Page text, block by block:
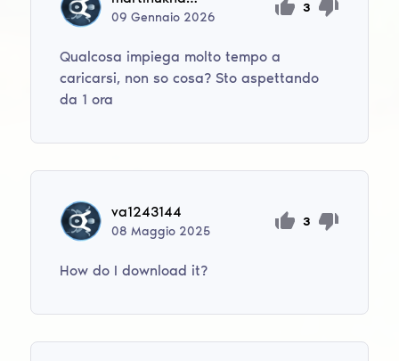
09Gennaio 2026
3
Qualcosa impiega molto tempo a
caricarsi, non so cosa? Sto aspettando
da 1 ora
va1243144
08Maggio 2025
3
How do I download it?